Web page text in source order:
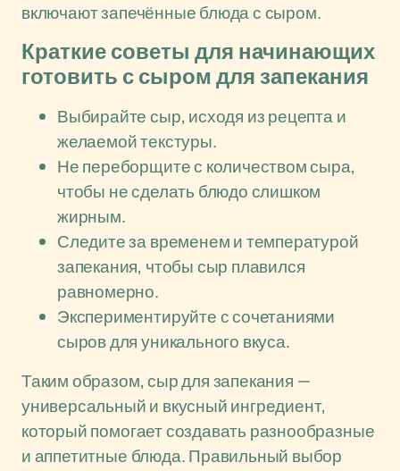
включают запечённые блюда с сыром.
Краткие советы для начинающих
готовить с сыром для запекания
Выбирайте сыр, исходя из рецепта и
желаемой текстуры.
Не переборщите с количеством сыра,
чтобы не сделать блюдо слишком
жирным.
Следите за временем и температурой
запекания, чтобы сыр плавился
равномерно.
Экспериментируйте с сочетаниями
сыров для уникального вкуса.
Таким образом, сыр для запекания —
универсальный и вкусный ингредиент,
который помогает создавать разнообразные
и аппетитные блюда. Правильный выбор